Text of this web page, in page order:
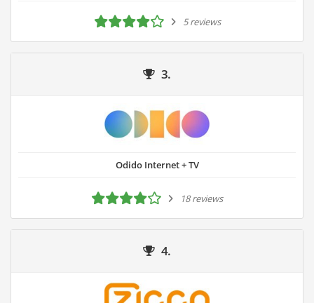
5 reviews
3.
Odido Internet + TV
18 reviews
4.